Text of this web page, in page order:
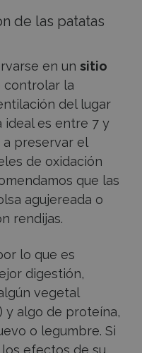
de las patatas
en un sitio
controlar la
del lugar
ideal es entre 7 y
a preservar el
de oxidación
que las
agujereada o
rendijas.
lo que es
digestión,
vegetal
) y algo de proteína,
o legumbre. Si